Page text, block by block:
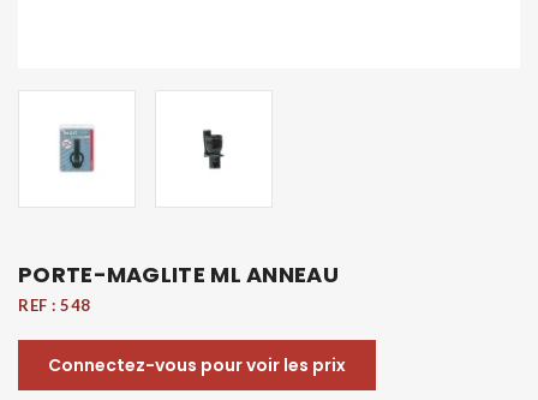
PORTE-MAGLITE ML ANNEAU
REF : 548
Connectez-vous pour voir les prix